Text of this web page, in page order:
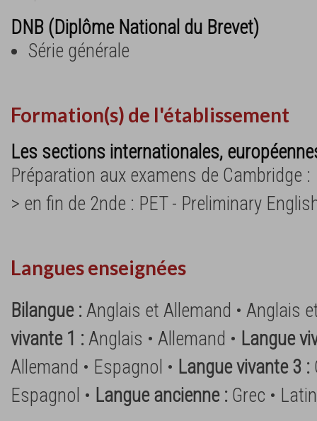
DNB (Diplôme National du Brevet)
Série générale
Formation(s) de l'établissement
Les sections internationales,
Préparation aux examens de Cambridge :
> en fin de 2nde : PET - Preliminary
Langues enseignées
Bilangue :Anglais et Allemand • Anglais
vivante 1 :Anglais • Allemand • Langue
Allemand • Espagnol • Langue vivante 3 :
Espagnol • Langue ancienne : Grec • Latin